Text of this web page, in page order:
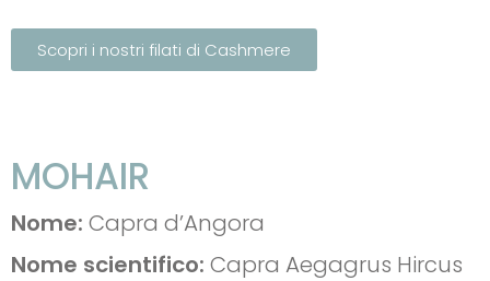
Scopri i nostri filati di Cashmere
MOHAIR
Nome: Capra d’Angora
Nome scientifico: Capra Aegagrus Hircus